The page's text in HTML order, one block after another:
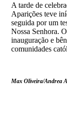
A tarde de
Aparições teve
seguida por um
Nossa Senhora.
inauguração e
comunidades
Max Oliveira/Andrea